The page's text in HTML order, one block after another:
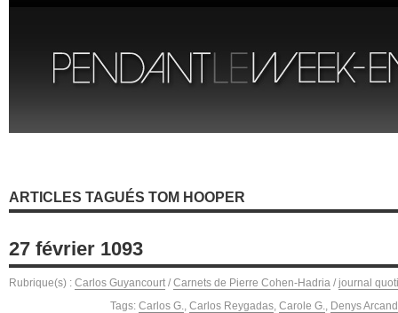
ARTICLES TAGUÉS TOM HOOPER
27 février 1093
Rubrique(s) : Carlos Guyancourt / Carnets de Pierre Cohen-Hadria / journal
Tags: Carlos G., Carlos Reygadas, Carole G., Denys Arcand